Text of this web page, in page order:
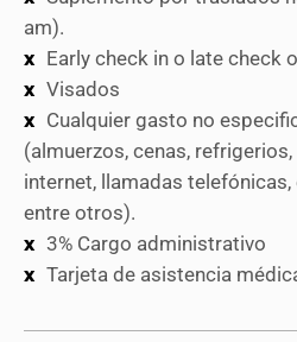
am).
Early check in o late check
Visados
Cualquier gasto no
(almuerzos, cenas,
internet, llamadas telefónicas,
entre otros).
3% Cargo administrativo
Tarjeta de asistencia